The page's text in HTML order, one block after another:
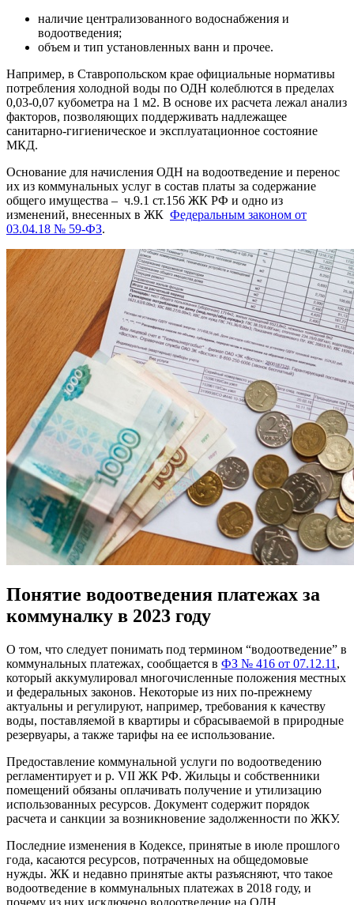
наличие централизованного водоснабжения и
водоотведения;
объем и тип установленных ванн и прочее.
Например, в Ставропольском крае официальные нормативы
потребления холодной воды по ОДН колеблются в пределах
0,03-0,07 кубометра на 1 м2. В основе их расчета лежал анализ
факторов, позволяющих поддерживать надлежащее
санитарно-гигиеническое и эксплуатационное состояние
МКД.
Основание для начисления ОДН на водоотведение и перенос
их из коммунальных услуг в состав платы за содержание
общего имущества – ч.9.1 ст.156 ЖК РФ и одно из
изменений, внесенных в ЖК Федеральным законом от
03.04.18 № 59-ФЗ.
Понятие водоотведения платежах за
коммуналку в 2023 году
О том, что следует понимать под термином “водоотведение” в
коммунальных платежах, сообщается в ФЗ № 416 от 07.12.11 ,
который аккумулировал многочисленные положения местных
и федеральных законов. Некоторые из них по-прежнему
актуальны и регулируют, например, требования к качеству
воды, поставляемой в квартиры и сбрасываемой в природные
резервуары, а также тарифы на ее использование.
Предоставление коммунальной услуги по водоотведению
регламентирует и р. VII ЖК РФ. Жильцы и собственники
помещений обязаны оплачивать получение и утилизацию
использованных ресурсов. Документ содержит порядок
расчета и санкции за возникновение задолженности по ЖКУ.
Последние изменения в Кодексе, принятые в июле прошлого
года, касаются ресурсов, потраченных на общедомовые
нужды. ЖК и недавно принятые акты разъясняют, что такое
водоотведение в коммунальных платежах в 2018 году, и